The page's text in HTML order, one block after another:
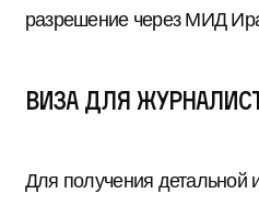
разрешение через МИД
Виза для
Для получения детальной